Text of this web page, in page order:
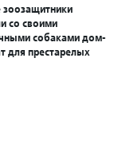
зоозащитники
со своими
собаками дом-
для престарелых